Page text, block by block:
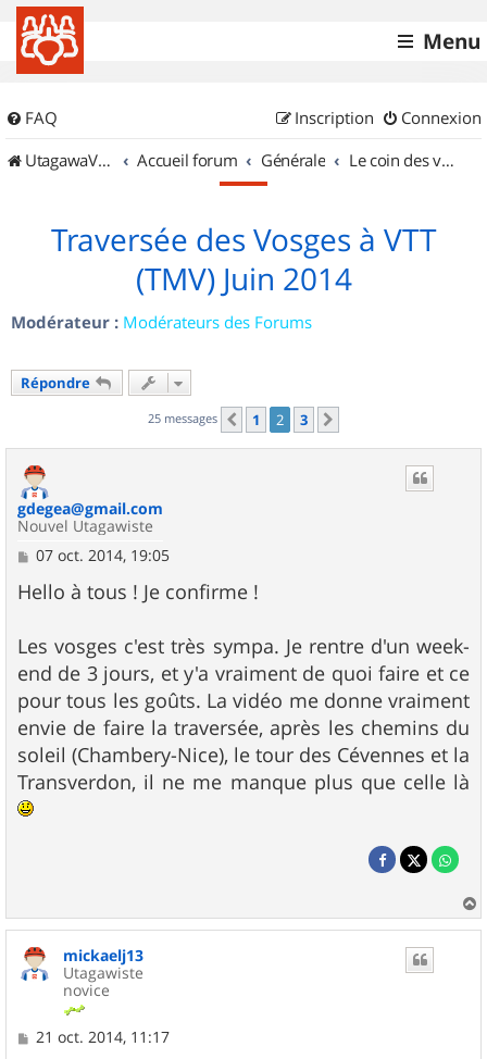
Menu
FAQ Connexion
Inscription
UtagawaVTT (Randos VTT et VTTAE avec traces GPS)
Accueil forum Générale Le coin des vidéastes
Traversée des Vosges à VTT
(TMV) Juin 2014
Modérateur : Modérateurs des Forums
Répondre
25 messages Précédent
1 2 3
gdegea@gmail.com
Nouvel Utagawiste
M
s
s
g
e
07 oct. 2014, 19:05
Hello à tous ! Je confirme !
Les vosges c'est très sympa. Je rentre d'un week-
end de 3 jours, et y'a vraiment de quoi faire et ce
pour tous les goûts. La vidéo me donne vraiment
envie de faire la traversée, après les chemins du
soleil (Chambery-Nice), le tour des Cévennes et la
Transverdon, il ne me manque plus que celle là
a
mickaelj13
Utagawiste
novice
M
21 oct. 2014, 11:17